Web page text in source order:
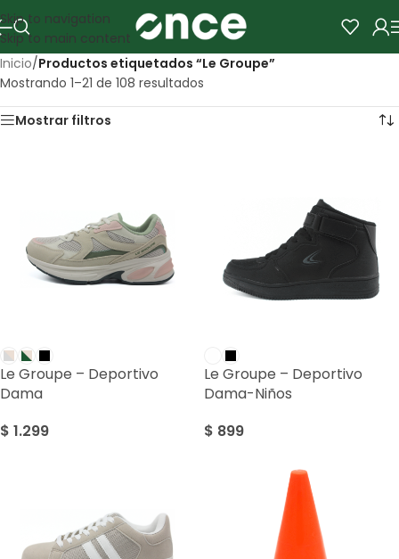
Skip to navigation
Skip to main content
Inicio/Productos etiquetados “Le Groupe”
Mostrando 1–21 de 108 resultados
Mostrar filtros
Le Groupe – Deportivo
Dama
$ 1.299
Le Groupe – Deportivo
Dama-Niños
$ 899